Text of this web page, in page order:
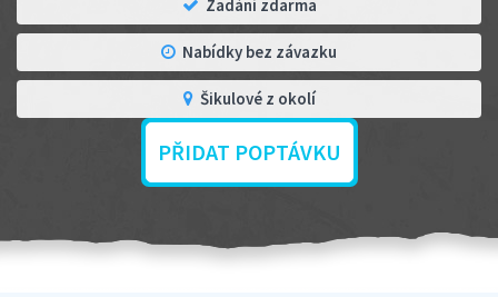
Zadání zdarma
Nabídky bez závazku
Šikulové z okolí
PŘIDAT POPTÁVKU